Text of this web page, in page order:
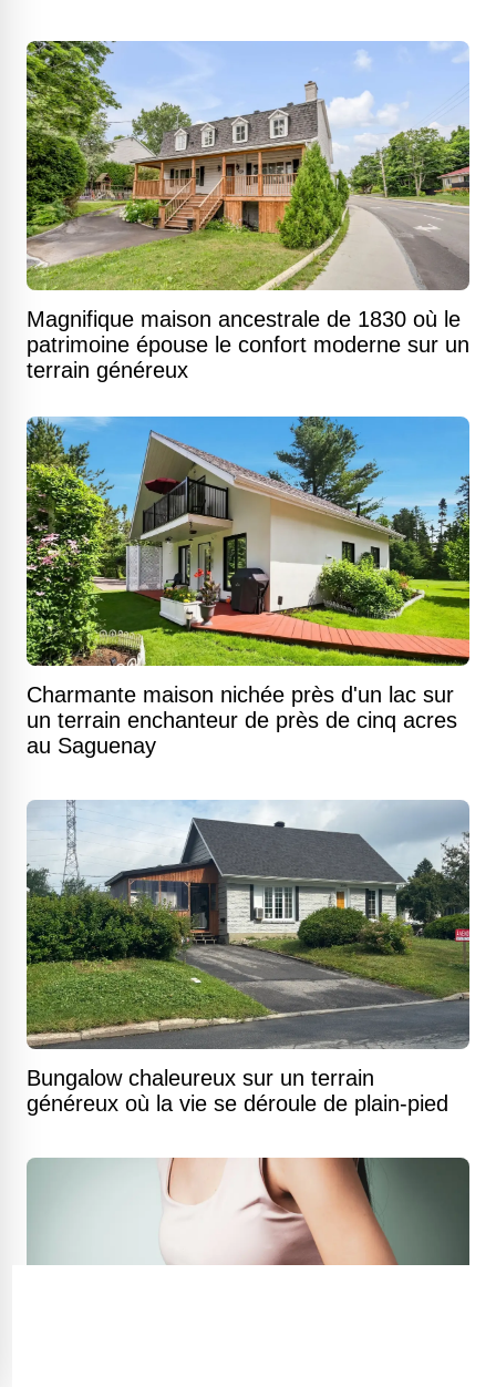
Magnifique maison ancestrale de 1830 où le
patrimoine épouse le confort moderne sur un
terrain généreux
Charmante maison nichée près d'un lac sur
un terrain enchanteur de près de cinq acres
au Saguenay
Bungalow chaleureux sur un terrain
généreux où la vie se déroule de plain-pied